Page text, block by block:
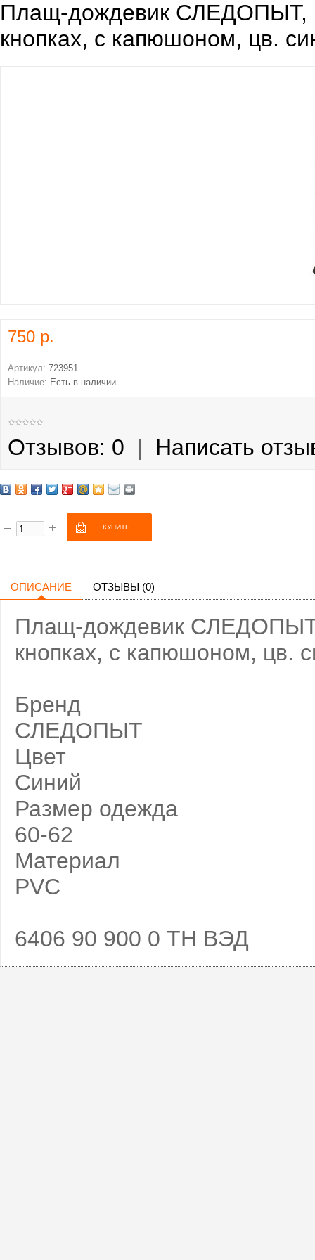
Плащ-дождевик СЛЕДОПЫТ,
кнопках, с капюшоном, цв.
750 р.
Артикул: 723951
Наличие: Есть в наличии
Отзывов: 0 | Написать
ОПИСАНИЕ ОТЗЫВЫ (0)
Плащ-дождевик
кнопках, с капюшоном, цв.
Бренд
СЛЕДОПЫТ
Цвет
Синий
Размер одежда
60-62
Материал
PVC
6406 90 900 0 ТН ВЭД